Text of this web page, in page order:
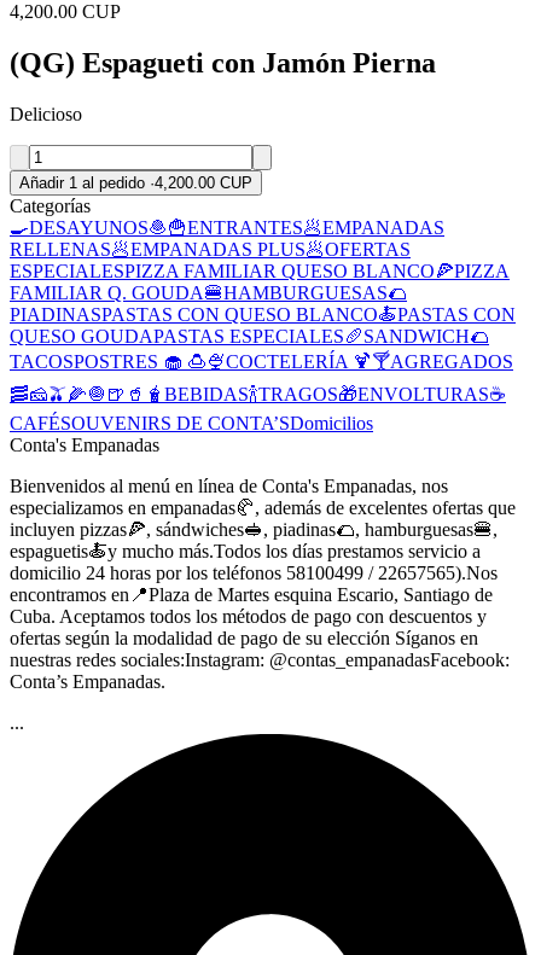
4,200.00 CUP
(QG) Espagueti con Jamón Pierna
Delicioso
Añadir 1 al pedido ·4,200.00 CUP
Categorías
🍳DESAYUNOS🧆🍟ENTRANTES🥟EMPANADAS
RELLENAS🥟EMPANADAS PLUS🥟OFERTAS
ESPECIALESPIZZA FAMILIAR QUESO BLANCO🍕PIZZA
FAMILIAR Q. GOUDA🍔HAMBURGUESAS🌮
PIADINASPASTAS CON QUESO BLANCO🍝PASTAS CON
QUESO GOUDAPASTAS ESPECIALES🥖SANDWICH🌮
TACOSPOSTRES 🧁 🍮🍨COCTELERÍA 🍹🍸AGREGADOS
🥓🧀🫒🌽🧅 🍺🥤🧋BEBIDAS🍾TRAGOS🎁ENVOLTURAS☕️
CAFÉSOUVENIRS DE CONTA’SDomicilios
Conta's Empanadas
Bienvenidos al menú en línea de Conta's Empanadas, nos
especializamos en empanadas🥐, además de excelentes ofertas que
incluyen pizzas🍕, sándwiches🥪, piadinas🌮, hamburguesas🍔,
espaguetis🍝y mucho más.Todos los días prestamos servicio a
domicilio 24 horas por los teléfonos 58100499 / 22657565).Nos
encontramos en📍Plaza de Martes esquina Escario, Santiago de
Cuba. Aceptamos todos los métodos de pago con descuentos y
ofertas según la modalidad de pago de su elección Síganos en
nuestras redes sociales:Instagram: @contas_empanadasFacebook:
Conta’s Empanadas.
...